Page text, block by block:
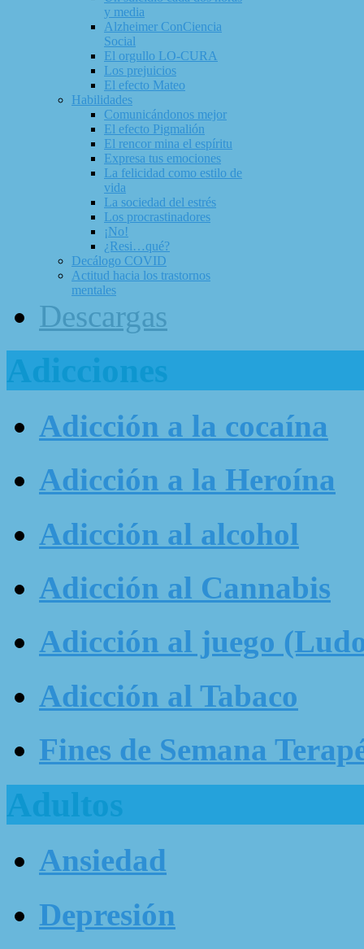
y media
Alzheimer ConCiencia
Social
El orgullo LO-CURA
Los prejuicios
El efecto Mateo
Habilidades
Comunicándonos mejor
El efecto Pigmalión
El rencor mina el espíritu
Expresa tus emociones
La felicidad como estilo de
vida
La sociedad del estrés
Los procrastinadores
¡No!
¿Resi…qué?
Decálogo COVID
Actitud hacia los trastornos
mentales
Descargas
Adicciones
Adicción a la cocaína
Adicción a la Heroína
Adicción al alcohol
Adicción al Cannabis
Adicción al juego
Adicción al Tabaco
Fines de Semana
Adultos
Ansiedad
Depresión